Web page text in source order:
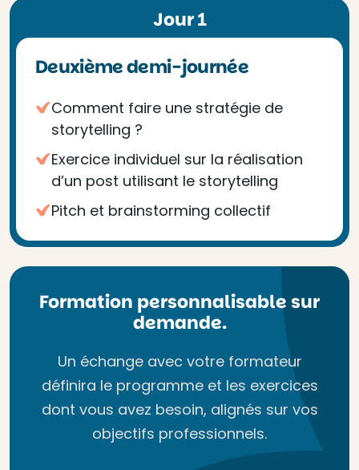
Jour 1
Deuxième demi-journée
Comment faire une stratégie de
storytelling ?
Exercice individuel sur la réalisation
d’un post utilisant le storytelling
Pitch et brainstorming collectif
Formation personnalisable sur
demande.
Un échange avec votre formateur
définira le programme et les exercices
dont vous avez besoin, alignés sur vos
objectifs professionnels.